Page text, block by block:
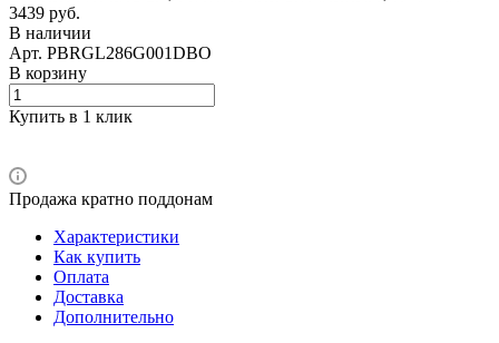
3439 руб.
В наличии
Арт. PBRGL286G001DBO
В корзину
Купить в 1 клик
Продажа кратно поддонам
Характеристики
Как купить
Оплата
Доставка
Дополнительно